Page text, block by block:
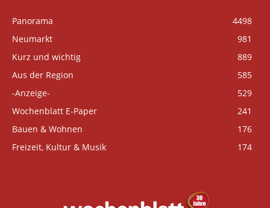
Panorama
4498
Neumarkt
981
Kurz und wichtig
889
Aus der Region
585
-Anzeige-
529
Wochenblatt E-Paper
241
Bauen & Wohnen
176
Freizeit, Kultur & Musik
174